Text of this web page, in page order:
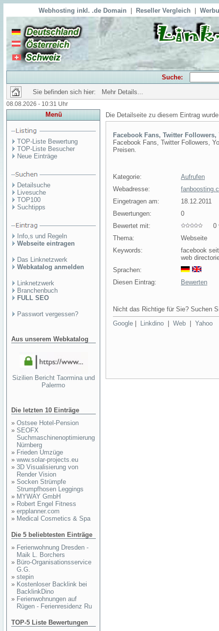
Webhosting inkl. .de Domain Reseller Vergleich
Suche:
Sie befinden sich hier: Mehr Details...
08.08.2026 - 10:31 Uhr
Menü
TOP-Liste Bewertung
TOP-Liste Besucher
Neue Einträge
Detailsuche
Livesuche
TOP100
Suchtipps
Info,s und Regeln
Webseite eintragen
Das Linknetzwerk
Webkatalog anmelden
Linknetzwerk
Branchenbuch
FULL SEO
Passwort vergessen?
Aus unserem Webkatalog
Sizilien Bericht Taormina und
Palermo
Die letzten 10 Einträge
» Ostsee Hotel-Pension
» SEOFX
Suchmaschinenoptimierung
Nürnberg
» Frieden Umzüge
» www.solar-projects.eu
» 3D Visualisierung von
Render Vision
» Socken Strümpfe
Strumpfhosen Leggings
» MYWAY GmbH
» Robert Engel Fitness
» erpplanner.com
» Medical Cosmetics & Spa
Die 5 beliebtesten Einträge
» Ferienwohnung Dresden -
Maik L. Borchers
» Büro-Organisationsservice
G.G.
» stepin
» Kostenloser Backlink bei
BacklinkDino
» Ferienwohnungen auf
Rügen - Ferienresidenz Ru
TOP-5 Liste Bewertungen
Die Detailseite zu diesem Eintrag
Facebook Fans, Twitter Followers,
Facebook Fans, Twitter Followers,
Preisen.
Kategorie:
Aufrufen
Webadresse:
Eingetragen am:
18.12.2011
Bewertungen:
0
Bewertet mit:
0
Thema:
Webseite
Keywords:
facebook
web
Sprachen:
Diesen Eintrag:
Bewerten
Nicht das Richtige für Sie? Suchen
Google
Linkdino Web Yahoo